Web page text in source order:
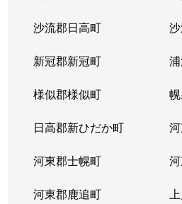
沙流郡日高町
新冠郡新冠町
様似郡様似町
日高郡新ひだか町
河東郡士幌町
河東郡鹿追町